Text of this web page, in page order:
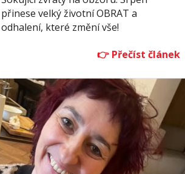
přinese velký životní OBRAT a
odhalení, které změní vše!